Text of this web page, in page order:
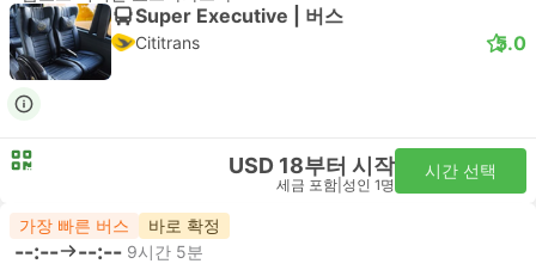
Super Executive | 버스
Cititrans 5.0
USD 18부터 시작
세금 포함 성인 1명
시간 선택
가장 빠른 버스 바로 확정
--:-- --:-- 9시간 5분